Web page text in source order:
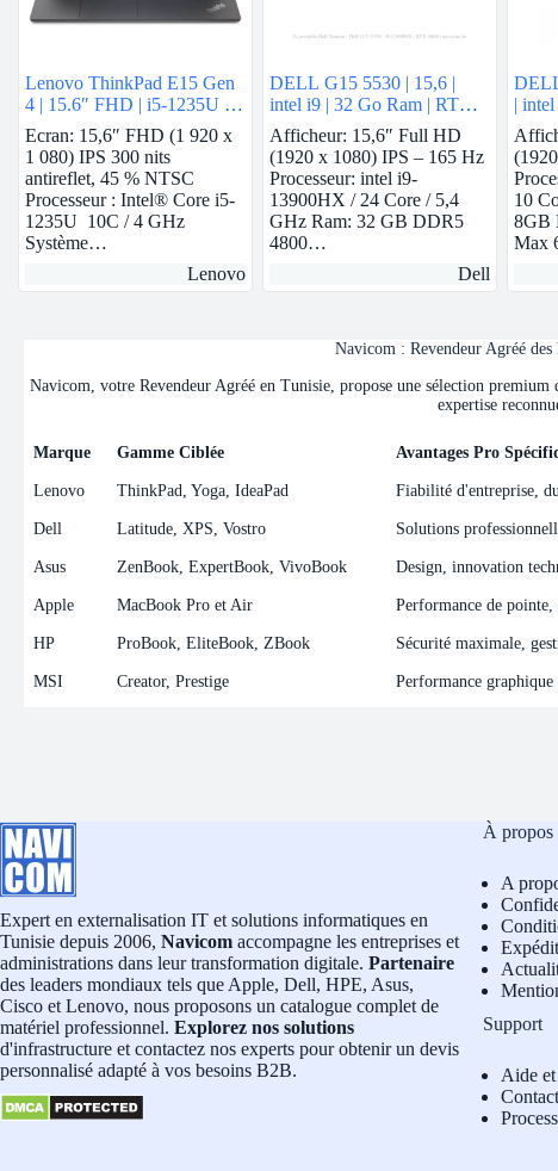
Lenovo ThinkPad E15 Gen
4 | 15.6″ FHD | i5-1235U |
8Gb Ram | Nvidia MX550 |
512 GB SSD
Ecran: 15,6″ FHD (1 920 x
1 080) IPS 300 nits
antireflet, 45 % NTSC
Processeur : Intel® Core i5-
1235U 10C / 4 GHz
Système…
Lenovo
DELL G15 5530 | 15,6 |
intel i9 | 32 Go Ram | RTX
4060
Afficheur: 15,6″ Full HD
(1920 x 1080) IPS – 165 Hz
Processeur: intel i9-
13900HX / 24 Core / 5,4
GHz Ram: 32 GB DDR5
4800…
Dell
|
10
8GB
Max
Navicom : Revendeur Agréé
Navicom, votre Revendeur Agréé en Tunisie, propose une sélection
expertise
Marque Gamme Ciblée Avantages Pro
Marque
Gamme Ciblée Avantages Pro
Lenovo ThinkPad, Yoga, IdeaPad Fiabilité d'entreprise,
Dell Latitude, XPS, Vostro Solutions
Asus ZenBook, ExpertBook, VivoBook Design, innovation
Apple MacBook Pro et Air Performance de
HP ProBook, EliteBook, ZBook Sécurité maximale,
MSI Creator, Prestige Performance
Expert en externalisation IT et solutions informatiques en
Tunisie depuis 2006, Navicom accompagne les entreprises et
administrations dans leur transformation digitale. Partenaire
des leaders mondiaux tels que Apple, Dell, HPE, Asus,
Cisco et Lenovo, nous proposons un catalogue complet de
matériel professionnel. Explorez nos solutions
d'infrastructure et contactez nos experts pour obtenir un devis
personnalisé adapté à vos besoins B2B.
À propos
A
Support
Aide